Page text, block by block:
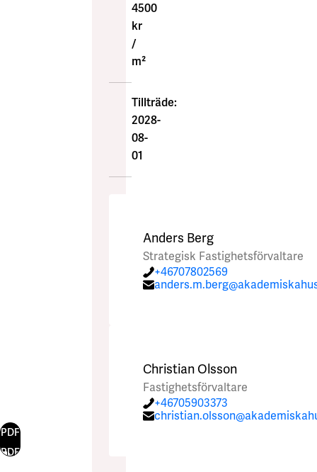
PDF
PDF
4500
kr
/
m²
Tillträde:
2028-
08-
01
Anders Berg
Strategisk Fastighetsförvaltare
+46707802569
Christian Olsson
Fastighetsförvaltare
+46705903373